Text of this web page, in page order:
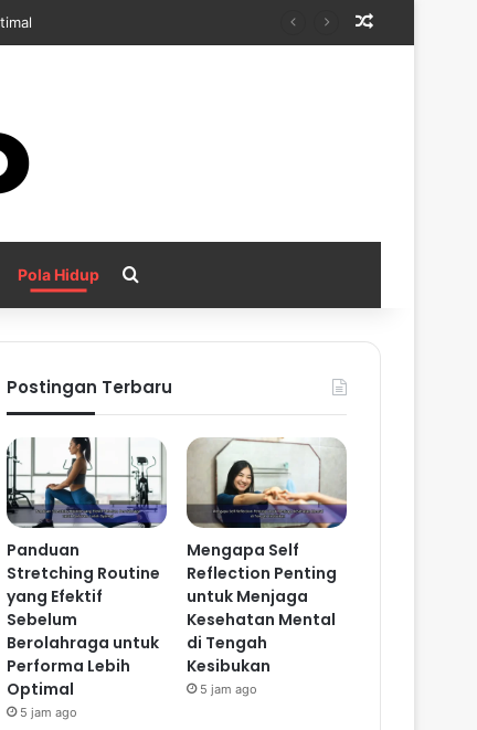
Pola Hidup
Postingan Terbaru
Panduan
Stretching Routine
yang Efektif
Sebelum
Berolahraga untuk
Performa Lebih
Optimal
5 jam ago
Mengapa Self
Reflection Penting
untuk Menjaga
Kesehatan Mental
di Tengah
Kesibukan
5 jam ago